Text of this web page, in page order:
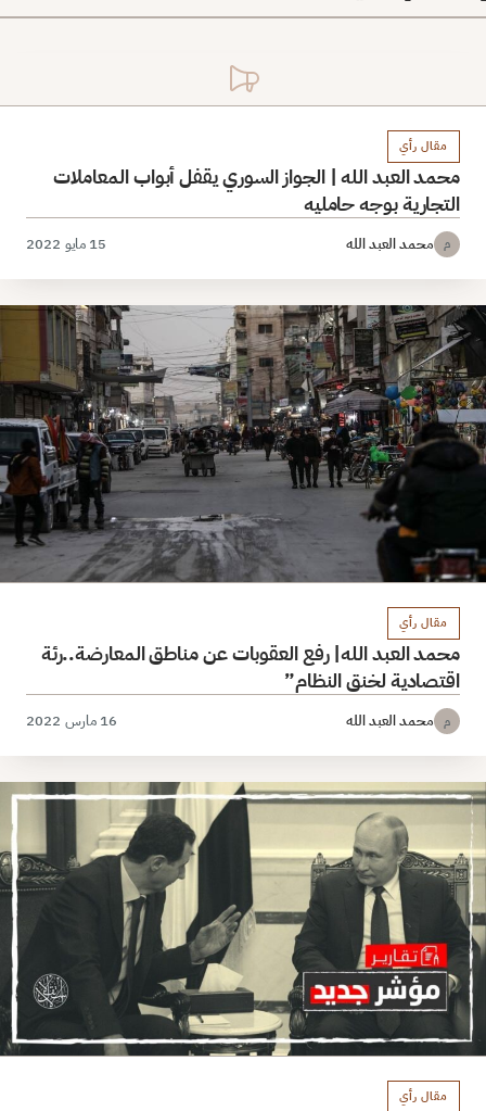
مقال رأي
محمد العبد الله | الجواز السوري يقفل أبواب المعاملات
التجارية بوجه حامليه
م محمد العبد الله 15 مايو 2022
مقال رأي
محمد العبد الله| رفع العقوبات عن مناطق المعارضة..رئة
اقتصادية لخنق النظام”
م محمد العبد الله 16 مارس 2022
مقال رأي